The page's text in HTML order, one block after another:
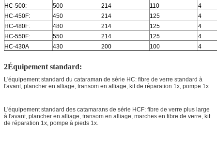
HC-500:
500 214 110
4
HC-450F:
450 214 125
4
HC-480F:
480 214 125
4
HC-550F:
550 214 125
4
HC-430A
430 200 100 4
2Équipement standard:
L'équipement standard du cataraman de série HC: fibre de verre standard à
l'avant, plancher en alliage, transom en alliage, kit de réparation 1x, pompe 1x
L'équipement standard des catamarans de série HCF: fibre de verre plus large
à l'avant, plancher en alliage, transom en alliage, marches en fibre de verre, kit
de réparation 1x, pompe à pieds 1x.